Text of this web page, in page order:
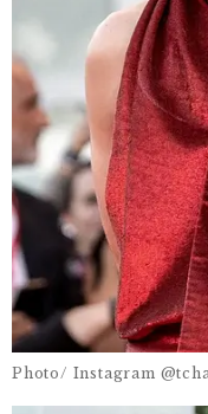
Photo/ Instagram